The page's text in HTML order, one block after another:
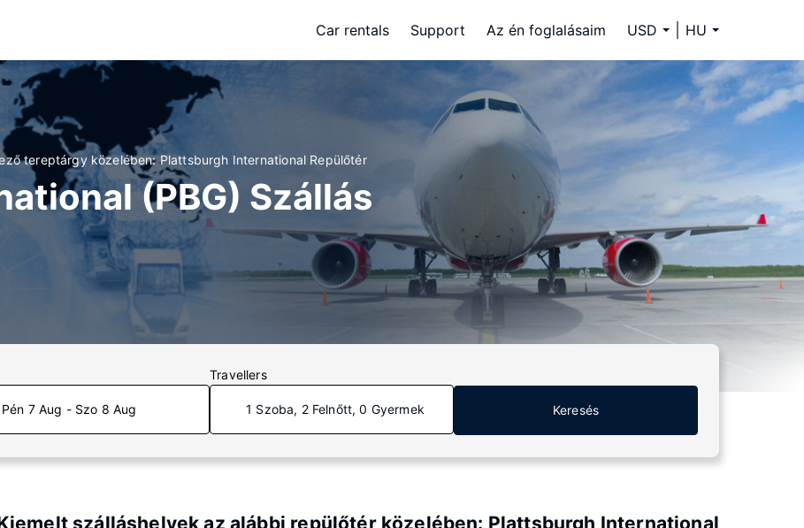
Car rentals Support Az én foglalásaim USD HU
tereptárgy közelében: Plattsburgh International Repülőtér
(PBG) Szállás
Pén 7 Aug - Szo 8 Aug
Travellers
1 Szoba, 2 Felnőtt, 0 Gyermek Keresés
szálláshelyek az alábbi repülőtér közelében: Plattsburgh International